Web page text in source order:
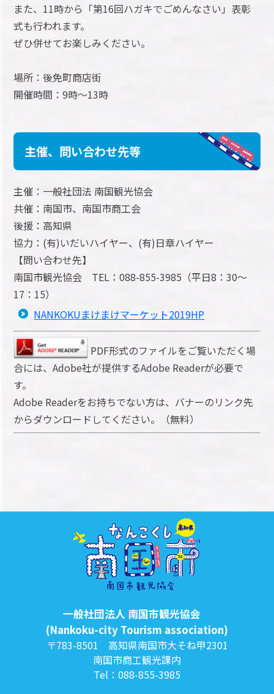
また、11時から「第16回ハガキでごめんなさい」表彰
式も行われます。
ぜひ併せてお楽しみください。
場所：後免町商店街
開催時間：9時～13時
主催、問い合わせ先等
主催：一般社団法 南国観光協会
共催：南国市、南国市商工会
後援：高知県
協力：(有)いだいハイヤー、(有)日章ハイヤー
【問い合わせ先】
南国市観光協会 TEL：088-855-3985（平日8：30～
17：15）
NANKOKUまけまけマーケット2019HP
PDF形式のファイルをご覧いただく場
合には、Adobe社が提供するAdobe Readerが必要で
す。
Adobe Readerをお持ちでない方は、バナーのリンク先
からダウンロードしてください。（無料）
一般社団法人 南国市観光協会
(Nankoku-city Tourism association)
〒783-8501 高知県南国市大そね甲2301
南国市商工観光課内
Tel：088-855-3985